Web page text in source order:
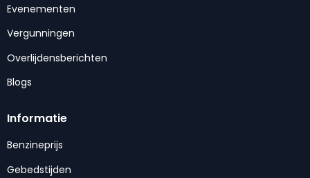
Evenementen
Vergunningen
Overlijdensberichten
Blogs
Informatie
Benzineprijs
Gebedstijden